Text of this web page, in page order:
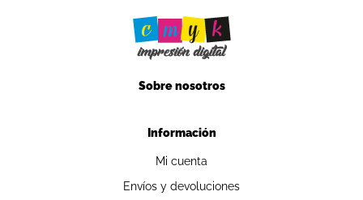
Sobre nosotros
Información
Mi cuenta
Envíos y devoluciones